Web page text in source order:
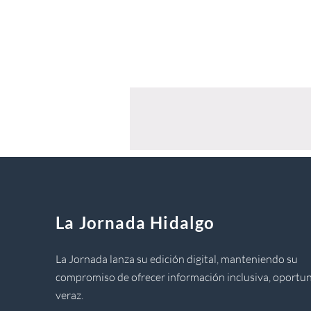
La Jornada Hidalgo
La Jornada lanza su edición digital, manteniendo su
compromiso de ofrecer información inclusiva,
veraz.